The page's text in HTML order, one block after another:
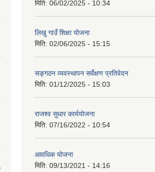
मिति: 06/02/2025 - 10:34
लिखु गाउँ शिक्षा योजना
मिति: 02/06/2025 - 15:15
सङ्गठन व्यवस्थापन सर्वेक्षण प्रतिवेदन
मिति: 01/12/2025 - 15:03
राजश्व सुधार कार्ययोजना
मिति: 07/16/2022 - 10:54
आवधिक योजना
मिति: 09/13/2021 - 14:16